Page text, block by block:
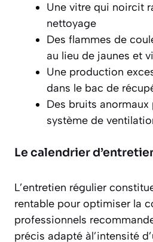
Une vitre qui noircit
nettoyage
Des flammes de
au lieu de jaunes et
Une production
dans le bac de
Des bruits anormaux
système de
Le calendrier
L’entretien régulier
rentable pour optimiser la
professionnels
précis adapté àl’intensité